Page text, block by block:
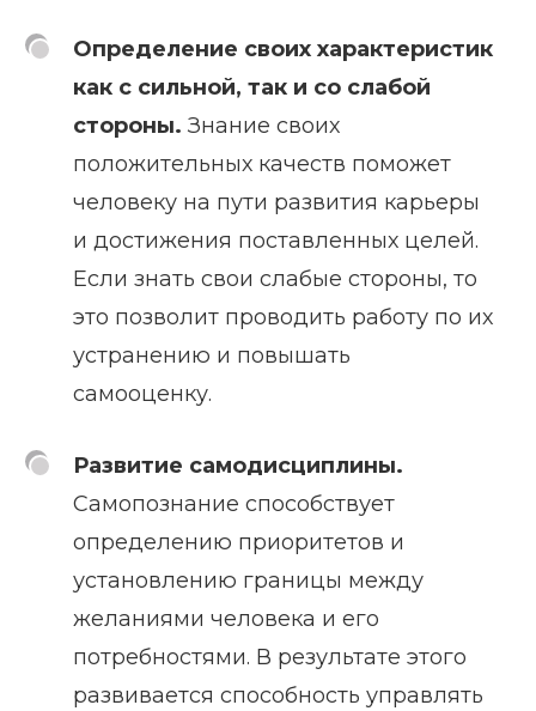
Определение своих характеристик
как с сильной, так и со слабой
стороны. Знание своих
положительных качеств поможет
человеку на пути развития карьеры
и достижения поставленных целей.
Если знать свои слабые стороны, то
это позволит проводить работу по их
устранению и повышать
самооценку.
Развитие самодисциплины.
Самопознание способствует
определению приоритетов и
установлению границы между
желаниями человека и его
потребностями. В результате этого
развивается способность управлять